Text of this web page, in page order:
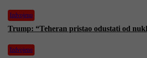
Izdvojeno
Trump: “Teheran pristao odustati od
Izdvojeno